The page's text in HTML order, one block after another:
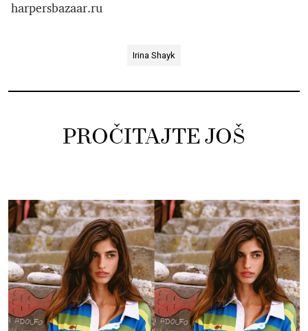
harpersbazaar.ru
Irina Shayk
PROČITAJTE JOŠ